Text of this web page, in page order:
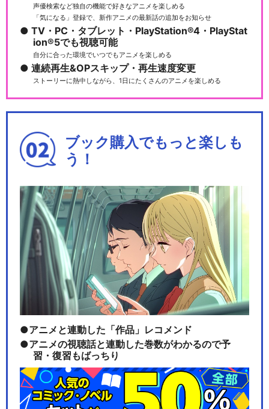
声優検索など独自の機能で好きなアニメを楽しめる
「気になる」登録で、新作アニメの最新話の追加をお知らせ
TV・PC・タブレット・PlayStation®4・PlayStat
ion®5でも視聴可能
自分に合った環境でいつでもアニメを楽しめる
連続再生&OPスキップ・再生速度変更
ストーリーに熱中しながら、1日にたくさんのアニメを楽しめる
ブック購入でもっと楽しも
う！
アニメと連動した「作品」レコメンド
アニメの視聴話と連動した巻数がわかるので予
習・復習もばっちり